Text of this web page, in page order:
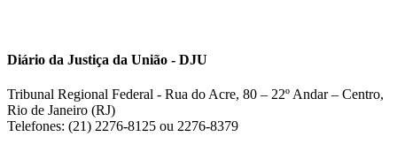
Diário da Justiça da União - DJU
Tribunal Regional Federal - Rua do Acre, 80 – 22º Andar – Centro,
Rio de Janeiro (RJ)
Telefones: (21) 2276-8125 ou 2276-8379